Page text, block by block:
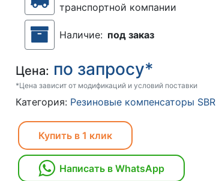
транспортной компании
Наличие: под заказ
Цена: по запросу*
*Цена зависит от модификаций и условий поставки
Категория: Резиновые компенсаторы SBR
Купить в 1 клик
Написать в WhatsApp